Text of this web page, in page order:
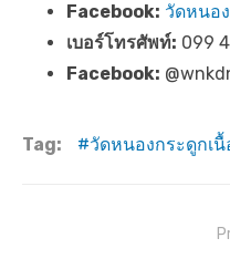
Facebook: วัดหนอ
เบอร์โทรศัพท์: 099
Facebook:
Tag: วัดหนองกระดูกเนื้